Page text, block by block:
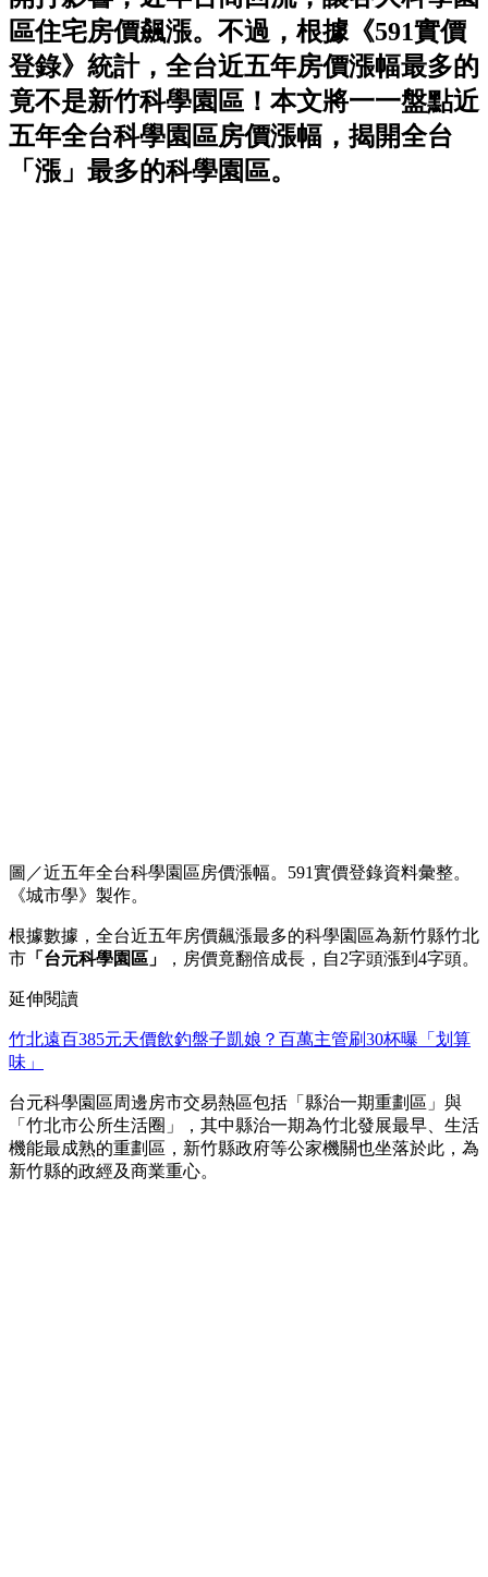
區住宅房價飆漲。不過，根據《591實價
登錄》統計，全台近五年房價漲幅最多的
竟不是新竹科學園區！本文將一一盤點近
五年全台科學園區房價漲幅，揭開全台
「漲」最多的科學園區。
圖／近五年全台科學園區房價漲幅。591實價登錄資料彙整。
《城市學》製作。
根據數據，全台近五年房價飆漲最多的科學園區為新竹縣竹北
市 「台元科學園區」 ，房價竟翻倍成長，自2字頭漲到4字頭。
延伸閱讀
竹北遠百385元天價飲釣盤子凱娘？百萬主管刷30杯曝「划算
味」
台元科學園區周邊房市交易熱區包括「縣治一期重劃區」與
「竹北市公所生活圈」，其中縣治一期為竹北發展最早、生活
機能最成熟的重劃區，新竹縣政府等公家機關也坐落於此，為
新竹縣的政經及商業重心。